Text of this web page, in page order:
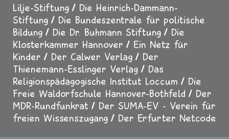
Lilje-Stiftung
Die Heinrich-Dammann-
Stiftung
Die Bundeszentrale für politische
Bildung
Die Dr. Buhmann Stiftung
Die
Klosterkammer Hannover
Ein Netz für
Kinder
Der Calwer Verlag
Der
Thienemann-Esslinger Verlag
Das
Religionspädagogische Institut Loccum
Die
Freie Waldorfschule Hannover-Bothfeld
Der
MDR-Rundfunkrat
Der SUMA-EV - Verein für
freien Wissenszugang
Der Erfurter Netcode